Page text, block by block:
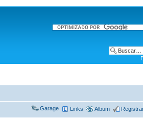
Garage Links Album